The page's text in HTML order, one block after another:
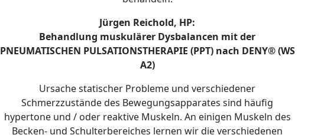
Jürgen Reichold, HP:
Behandlung muskulärer Dysbalancen mit der
PNEUMATISCHEN PULSATIONSTHERAPIE (PPT) nach DENY® (WS
A2)
Ursache statischer Probleme und verschiedener
Schmerzzustände des Bewegungsapparates sind häufig
hypertone und / oder reaktive Muskeln. An einigen Muskeln des
Becken- und Schulterbereiches lernen wir die verschiedenen